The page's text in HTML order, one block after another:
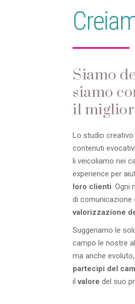
Siamo
siamo
il
Lo studio creativo
contenuti
li veicoliamo nei
experience per
loro clienti. Ogni
di comunicazione
valorizzazione
Suggeriamo le
campo le nostre
ma anche
partecipi del
ilvalore del suo